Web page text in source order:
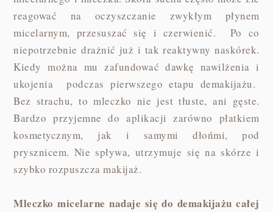
reagować na oczyszczanie zwykłym płynem
micelarnym, przesuszać się i czerwienić. Po co
niepotrzebnie drażnić już i tak reaktywny naskórek.
Kiedy można mu zafundować dawkę nawilżenia i
ukojenia podczas pierwszego etapu demakijażu.
Bez strachu, to mleczko nie jest tłuste, ani gęste.
Bardzo przyjemne do aplikacji zarówno płatkiem
kosmetycznym, jak i samymi dłońmi, pod
prysznicem. Nie spływa, utrzymuje się na skórze i
szybko rozpuszcza makijaż.
Mleczko micelarne nadaje się do demakijażu całej